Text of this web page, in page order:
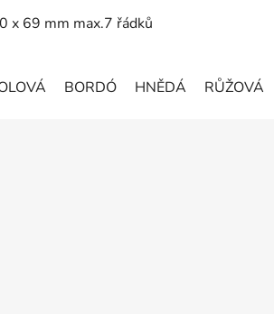
hvězdiček.
x 69 mm max.7 řádků
BORDÓ HNĚDÁ RŮŽOVÁ